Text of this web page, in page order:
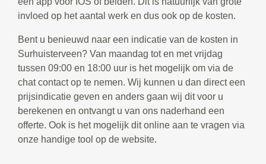
invloed op het aantal werk en dus ook op de kosten.
Bent u benieuwd naar een indicatie van de kosten in
Surhuisterveen? Van maandag tot en met vrijdag
tussen 09:00 en 18:00 uur is het mogelijk om via de
chat contact op te nemen. Wij kunnen u dan direct een
prijsindicatie geven en anders gaan wij dit voor u
berekenen en ontvangt u van ons naderhand een
offerte. Ook is het mogelijk dit online aan te vragen via
onze handige tool op de website.